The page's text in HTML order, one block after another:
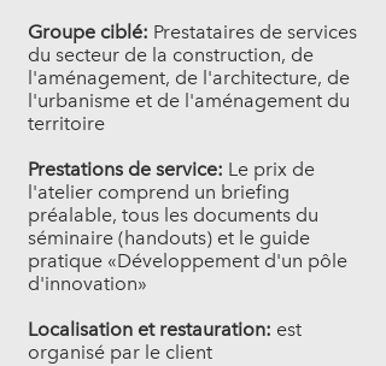
Groupe ciblé: Prestataires de services
du secteur de la construction, de
l'aménagement, de l'architecture, de
l'urbanisme et de l'aménagement du
territoire
Prestations de service: Le prix de
l'atelier comprend un briefing
préalable, tous les documents du
séminaire (handouts) et le guide
pratique «Développement d'un pôle
d'innovation»
Localisation et restauration: est
organisé par le client